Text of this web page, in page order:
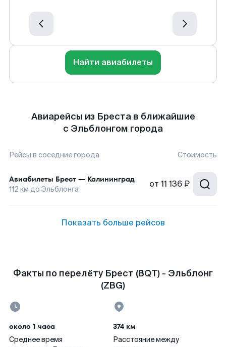
Найти авиабилеты
Авиарейсы из Бреста в ближайшие
с Эльблонгом города
Рейсы в соседние города Стоимость
Авиабилеты Брест — Калининград
112 км до Эльблонга от 11 136 ₽
Показать больше рейсов
Факты по перелёту Брест (BQT) - Эльблонг
(ZBG)
около 1 часа
Среднее время
374 км
Расстояние между